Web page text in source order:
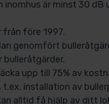
inomhus är minst 30 dB
från före 1997.
genomfört
upp till 75% av
t.ex. installation av
alltid få hjälp av ditt